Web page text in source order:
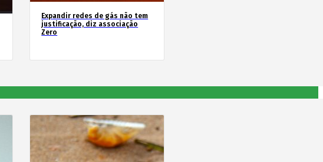
Expandir redes de gás não tem
justificação, diz associação
Zero